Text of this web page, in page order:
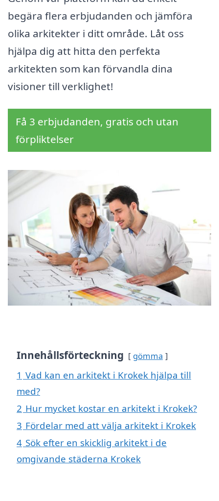
begära flera erbjudanden och jämföra
olika arkitekter i ditt område. Låt oss
hjälpa dig att hitta den perfekta
arkitekten som kan förvandla dina
visioner till verklighet!
Få 3 erbjudanden, gratis och utan
förpliktelser
Innehållsförteckning gömma
1 Vad kan en arkitekt i Krokek hjälpa till
med?
2 Hur mycket kostar en arkitekt i Krokek?
3 Fördelar med att välja arkitekt i Krokek
4 Sök efter en skicklig arkitekt i de
omgivande städerna Krokek